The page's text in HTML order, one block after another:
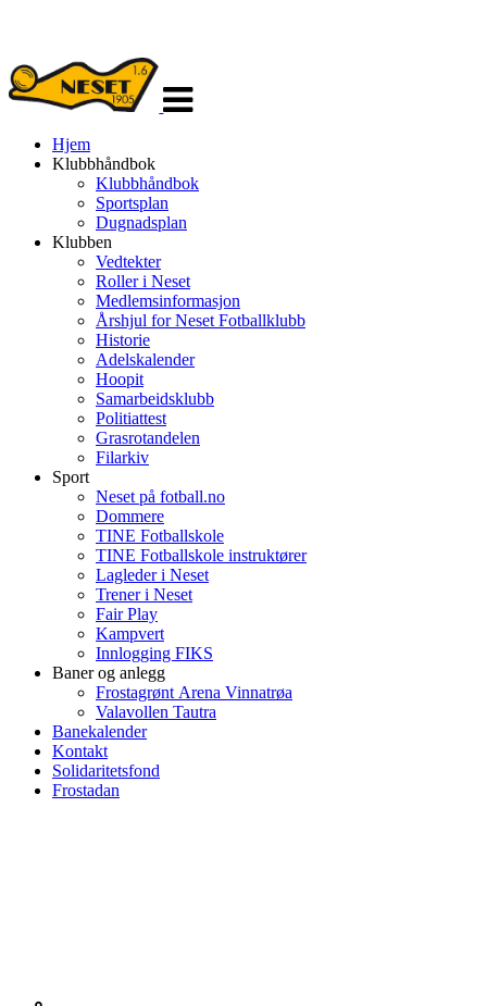
navigasjon
Hjem
Klubbhåndbok
Klubbhåndbok
Sportsplan
Dugnadsplan
Klubben
Vedtekter
Roller i Neset
Medlemsinformasjon
Årshjul for Neset Fotballklubb
Historie
Adelskalender
Hoopit
Samarbeidsklubb
Politiattest
Grasrotandelen
Filarkiv
Sport
Neset på fotball.no
Dommere
TINE Fotballskole
TINE Fotballskole instruktører
Lagleder i Neset
Trener i Neset
Fair Play
Kampvert
Innlogging FIKS
Baner og anlegg
Frostagrønt Arena Vinnatrøa
Valavollen Tautra
Banekalender
Kontakt
Solidaritetsfond
Frostadan